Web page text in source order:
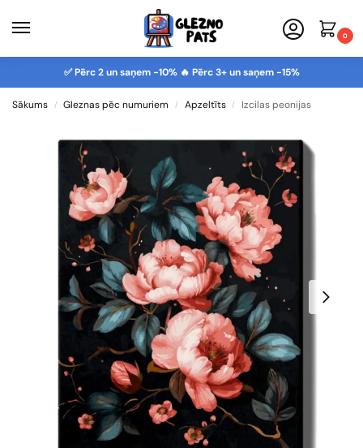
0
✅ Pērc 2 un saņem -10% 🔥 Pērc 3+ un saņem -15%
Sākums / Gleznas pēc numuriem / Apzeltīts / Izcilas peonijas